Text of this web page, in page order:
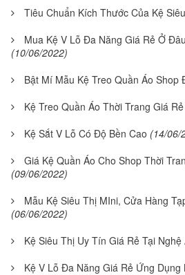
Tiêu Chuẩn Kích Thước Của Kệ
Mua Kệ V Lỗ Đa Năng Giá Rẻ Ở
(10/06/2022)
Bật Mí Mẫu Kệ Treo Quần Áo Shop
Kệ Treo Quần Áo Thời Trang Giá
Kệ Sắt V Lỗ Có Độ Bền Cao (14/06/
Giá Kệ Quần Áo Cho Shop Thời
(09/06/2022)
Mẫu Kệ Siêu Thị MIni, Cửa Hàng
(06/06/2022)
Kệ Siêu Thị Uy Tín Giá Rẻ Tại Nghệ
Kệ V Lỗ Đa Năng Giá Rẻ Ứng Dụng